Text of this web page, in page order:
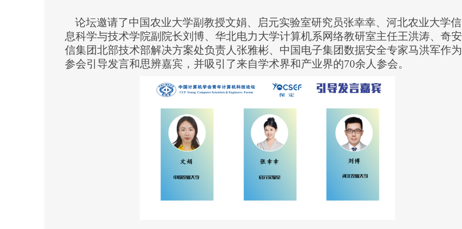
论坛邀请了中国农业大学副教授文娟、启元实验室研究员张幸幸、河北农业大学信
息科学与技术学院副院长刘博、华北电力大学计算机系网络教研室主任王洪涛、奇安
信集团北部技术部解决方案处负责人张雅彬、中国电子集团数据安全专家马洪军作为
参会引导发言和思辨嘉宾，并吸引了来自学术界和产业界的70余人参会。